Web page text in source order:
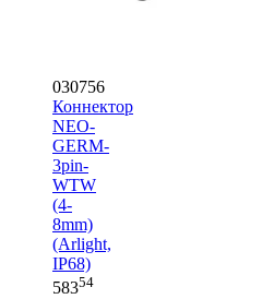
030756
Коннектор
NEO-
GERM-
3pin-
WTW
(4-
8mm)
(Arlight,
IP68)
58354